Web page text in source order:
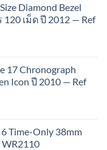
Diamond Bezel
120 เม็ด ปี 2012 — Ref
17 Chronograph
Icon ปี 2010 — Ref
Time-Only 38mm
WR2110